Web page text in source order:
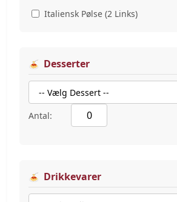
Italiensk Pølse (2 Links)
Desserter
Antal:
Drikkevarer